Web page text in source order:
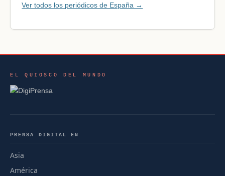
Ver todos los periódicos de España →
EL QUIOSCO DEL MUNDO
PRENSA DIGITAL EN
Asia
América